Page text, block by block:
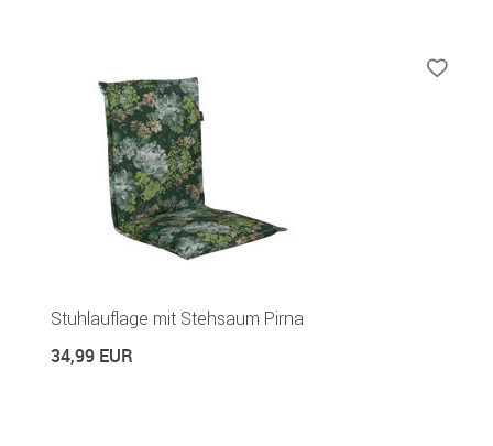
Stuhlauflage mit Stehsaum Pirna
34,99 EUR